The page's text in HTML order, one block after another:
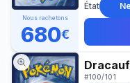
Nous rachetons
680€
État
#100/101